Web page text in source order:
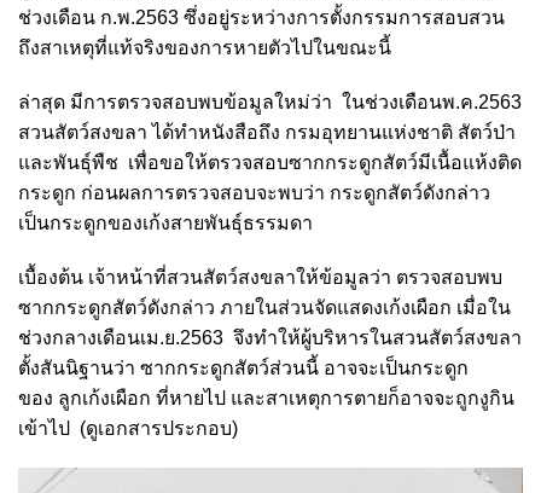
ช่วงเดือน ก.พ.2563 ซึ่งอยู่ระหว่างการตั้งกรรมการสอบสวน
ถึงสาเหตุที่แท้จริงของการหายตัวไปในขณะนี้
ล่าสุด มีการตรวจสอบพบข้อมูลใหม่ว่า ในช่วงเดือนพ.ค.2563
สวนสัตว์สงขลา ได้ทำหนังสือถึง กรมอุทยานแห่งชาติ สัตว์ป่า
และพันธุ์พืช เพื่อขอให้ตรวจสอบซากกระดูกสัตว์มีเนื้อแห้งติด
กระดูก ก่อนผลการตรวจสอบจะพบว่า กระดูกสัตว์ดังกล่าว
เป็นกระดูกของเก้งสายพันธุ์ธรรมดา
เบื้องต้น เจ้าหน้าที่สวนสัตว์สงขลาให้ข้อมูลว่า ตรวจสอบพบ
ซากกระดูกสัตว์ดังกล่าว ภายในส่วนจัดแสดงเก้งเผือก เมื่อใน
ช่วงกลางเดือนเม.ย.2563 จึงทำให้ผู้บริหารในสวนสัตว์สงขลา
ตั้งสันนิฐานว่า ซากกระดูกสัตว์ส่วนนี้ อาจจะเป็นกระดูก
ของ ลูกเก้งเผือก ที่หายไป และสาเหตุการตายก็อาจจะถูกงูกิน
เข้าไป (ดูเอกสารประกอบ)